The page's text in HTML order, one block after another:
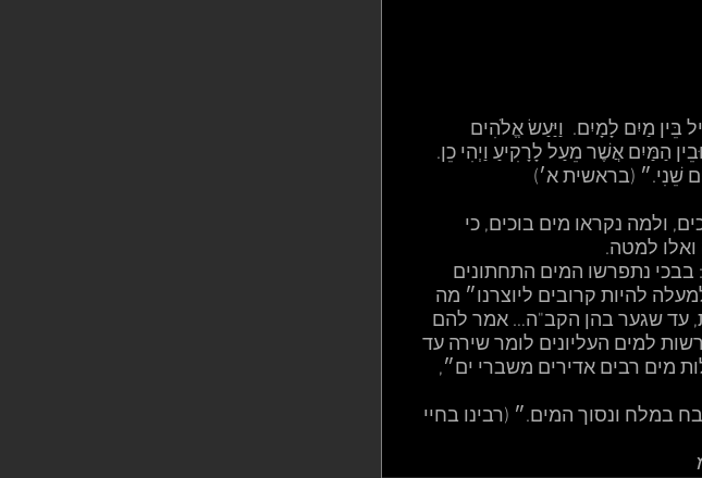
בֵּין מַיִם לָמָיִם.  וַיַּעַשׂ אֱלֹהִים
הַמַּיִם אֲשֶׁר מֵעַל לָרָקִיעַ וַיְהִי כֵן.
שֵׁנִי.״ (בראשית א׳)
ולמה נקראו מים בוכים, כי
למטה.
נתפרשו המים התחתונים
להיות קרובים ליוצרנו״ מה
עד שגער בהן הקב"ה… אמר להם
למים העליונים לומר שירה עד
מים רבים אדירים משברי ים״,
במלח ונסוך המים.״ (רבינו בחיי